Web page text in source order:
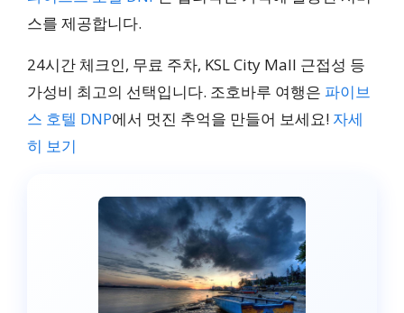
파이브스 호텔 DNP
도심 위치, 24시간 체크
인, KSL City Mall 근접
₩45,340 부터
스를 제공합니다.
24시간 체크인, 무료 주차, KSL City Mall 근접성 등
가성비 최고의 선택입니다. 조호바루 여행은 파이브
스 호텔 DNP에서 멋진 추억을 만들어 보세요! 자세
히 보기